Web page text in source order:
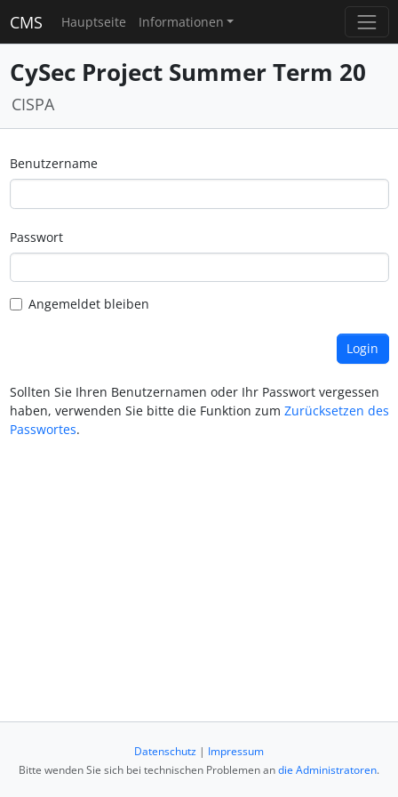
CMS Hauptseite Informationen
CySec Project Summer Term 20
CISPA
Benutzername
Passwort
Angemeldet bleiben
Sollten Sie Ihren Benutzernamen oder Ihr Passwort vergessen
haben, verwenden Sie bitte die Funktion zum Zurücksetzen des
Passwortes.
Datenschutz | Impressum
Bitte wenden Sie sich bei technischen Problemen andie Administratoren.